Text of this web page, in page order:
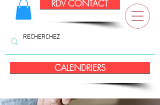
RDV CONTACT
CALENDRIERS